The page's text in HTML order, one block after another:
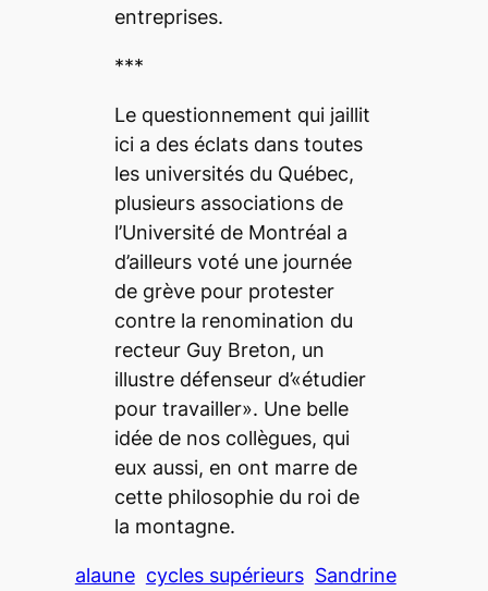
entreprises.
***
Le questionnement qui jaillit
ici a des éclats dans toutes
les universités du Québec,
plusieurs associations de
l’Université de Montréal a
d’ailleurs voté une journée
de grève pour protester
contre la renomination du
recteur Guy Breton, un
illustre défenseur d’«étudier
pour travailler». Une belle
idée de nos collègues, qui
eux aussi, en ont marre de
cette philosophie du roi de
la montagne.
alaune cycles supérieurs Sandrine